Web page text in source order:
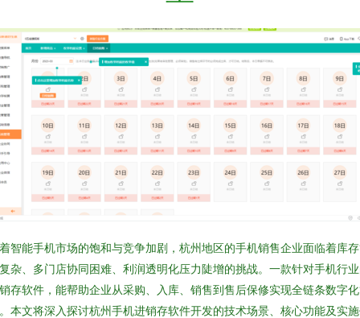
智能手机市场的饱和与竞争加剧，杭州地区的手机销售企业面临着库
杂、多门店协同困难、利润透明化压力陡增的挑战。一款针对手机行
存软件，能帮助企业从采购、入库、销售到售后保修实现全链条数字
本文将深入探讨杭州手机进销存软件开发的技术场景、核心功能及实